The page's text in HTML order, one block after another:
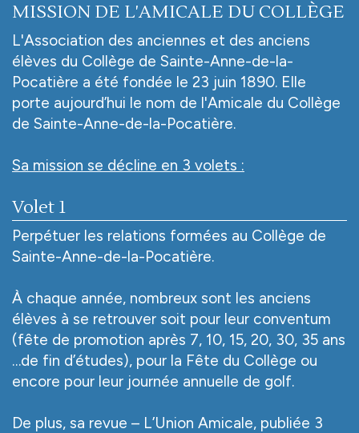
MISSION DE L'AMICALE DU COLLÈGE
L'Association des anciennes et des anciens
élèves du Collège de Sainte-Anne-de-la-
Pocatière a été fondée le 23 juin 1890. Elle
porte aujourd’hui le nom de l'Amicale du Collège
de Sainte-Anne-de-la-Pocatière.
Sa mission se décline en 3 volets :
Volet 1
Perpétuer les relations formées au Collège de
Sainte-Anne-de-la-Pocatière.
À chaque année, nombreux sont les anciens
élèves à se retrouver soit pour leur conventum
(fête de promotion après 7, 10, 15, 20, 30, 35 ans
…de fin d’études), pour la Fête du Collège ou
encore pour leur journée annuelle de golf.
De plus, sa revue – L’Union Amicale, publiée 3